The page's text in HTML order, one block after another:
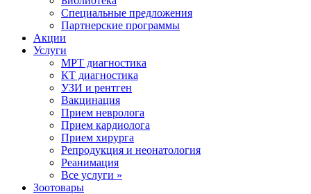
Специальные предложения
Партнерские программы
Акции
Услуги
МРТ диагностика
КТ диагностика
УЗИ и рентген
Вакцинация
Прием невролога
Прием кардиолога
Прием хирурга
Репродукция и неонатология
Реанимация
Все услуги »
Зоотовары